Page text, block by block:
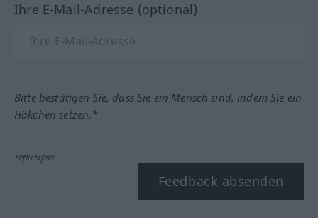
Ihre E-Mail-Adresse (optional)
Bitte bestätigen Sie, dass Sie ein Mensch sind, indem Sie ein
Häkchen setzen.*
*Pflichtfeld
Feedback absenden